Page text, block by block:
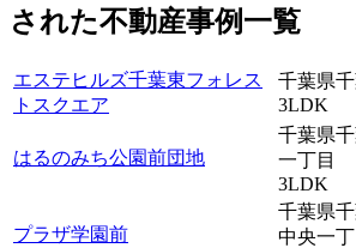
された不動産事例一覧
エステヒルズ千葉東フォレス
トスクエア
千葉県
3LDK
はるのみち公園前団地
千葉県
一丁目
3LDK
プラザ学園前
千葉県
中央一丁